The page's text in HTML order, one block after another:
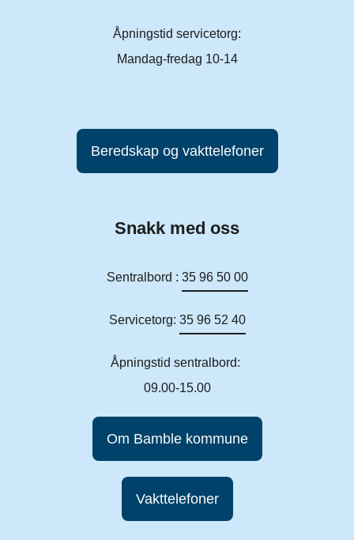
Åpningstid servicetorg:
Mandag-fredag 10-14
Beredskap og vakttelefoner
Snakk med oss
Sentralbord : 35 96 50 00
Servicetorg: 35 96 52 40
Åpningstid sentralbord:
09.00-15.00
Om Bamble kommune
Vakttelefoner